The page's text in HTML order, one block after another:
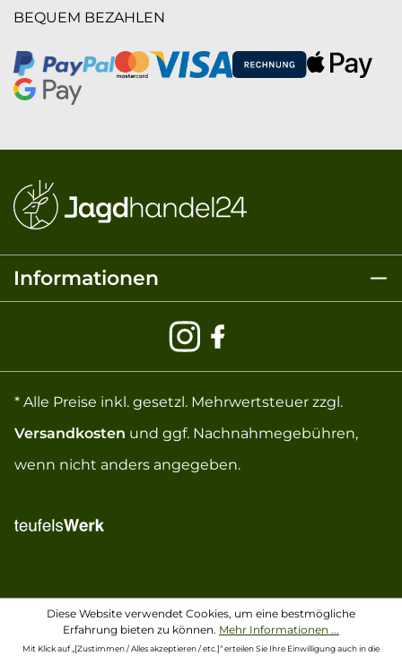
BEQUEM BEZAHLEN
Informationen
* Alle Preise inkl. gesetzl. Mehrwertsteuer zzgl.
Versandkosten und ggf. Nachnahmegebühren,
wenn nicht anders angegeben.
Diese Website verwendet Cookies, um eine bestmögliche
Erfahrung bieten zu können. Mehr Informationen ...
Mit Klick auf „[Zustimmen / Alles akzeptieren / etc.]“ erteilen Sie Ihre Einwilligung auch in die